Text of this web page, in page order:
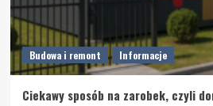
Budowa i remont Informacje
Ciekawy sposób na zarobek, czyli